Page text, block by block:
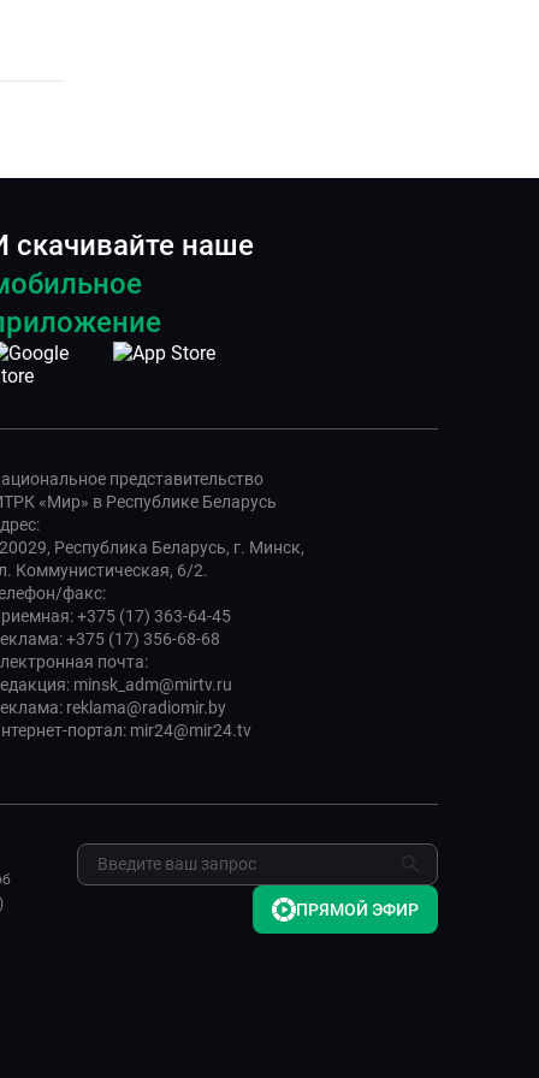
скачивайте наше
представительство
«Мир» в Республике Беларусь
Республика Беларусь, г. Минск,
Коммунистическая, 6/2.
факс:
+375 (17) 363-64-45
+375 (17) 356-68-68
почта:
minsk_adm@mirtv.ru
reklama@radiomir.by
портал: mir24@mir24.tv
ПРЯМОЙ ЭФИР